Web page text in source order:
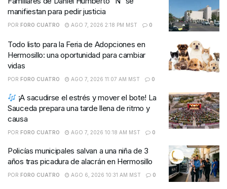
manifiestan para pedir justicia
POR FORO CUATRO AGO 7, 2026 2:18 PM MST 0
Todo listo para la Feria de Adopciones en
Hermosillo: una oportunidad para cambiar
vidas
POR FORO CUATRO AGO 7, 2026 11:07 AM MST 0
¡A sacudirse el estrés y mover el bote! La
Sauceda prepara una tarde llena de ritmo y
causa
POR FORO CUATRO AGO 7, 2026 10:18 AM MST 0
Policías municipales salvan a una niña de 3
años tras picadura de alacrán en Hermosillo
POR FORO CUATRO AGO 6, 2026 10:31 AM MST 0